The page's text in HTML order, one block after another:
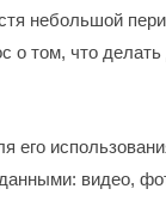
небольшой
о том, что
его
видео,